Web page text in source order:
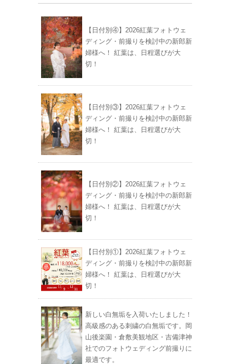
【日付別④】2026紅葉フォトウェ
ディング・前撮りを検討中の新郎新
婦様へ！ 紅葉は、日程選びが大
切！
【日付別③】2026紅葉フォトウェ
ディング・前撮りを検討中の新郎新
婦様へ！ 紅葉は、日程選びが大
切！
【日付別②】2026紅葉フォトウェ
ディング・前撮りを検討中の新郎新
婦様へ！ 紅葉は、日程選びが大
切！
【日付別①】2026紅葉フォトウェ
ディング・前撮りを検討中の新郎新
婦様へ！ 紅葉は、日程選びが大
切！
新しい白無垢を入荷いたしました！
高級感のある刺繍の白無垢です。岡
山後楽園・倉敷美観地区・吉備津神
社でのフォトウェディング前撮りに
最適です。